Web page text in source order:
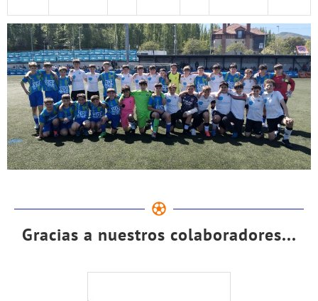
Gracias a nuestros colaboradores...